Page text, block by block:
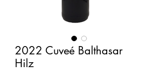
2022 Cuveé Balthasar
Hilz